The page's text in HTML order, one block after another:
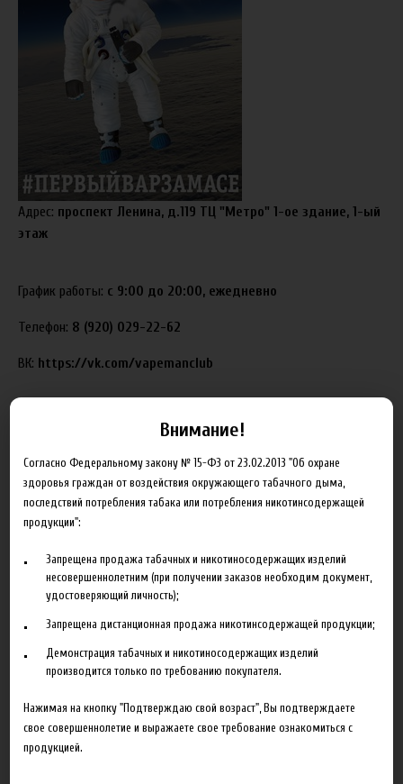
Адрес: проспект Ленина, д.119 ТЦ "Метро" 1-ое здание, 1-ый
этаж
График работы: с 9:00 до 20:00, ежедневно
Телефон: 8 (920) 029-22-62
ВК: https://vk.com/vapemanclub
Анастасия
Блог
Новинка HeroesFarm
Ароматизаторы Xian Taima в наличии
Новая линейка жидкостей Time Travel Machine
Новинка. Новые наборы в линейке Heroes Farm.
Внимание!
Согласно Федеральному закону № 15-ФЗ от 23.02.2013 "Об охране
здоровья граждан от воздействия окружающего табачного дыма,
последствий потребления табака или потребления никотинсодержащей
продукции":
Запрещена продажа табачных и никотиносодержащих изделий
несовершеннолетним (при получении заказов необходим документ,
удостоверяющий личность);
Запрещена дистанционная продажа никотинсодержащей продукции;
Демонстрация табачных и никотиносодержащих изделий
производится только по требованию покупателя.
Нажимая на кнопку "Подтверждаю свой возраст", Вы подтверждаете
свое совершеннолетие и выражаете свое требование ознакомиться с
продукцией.